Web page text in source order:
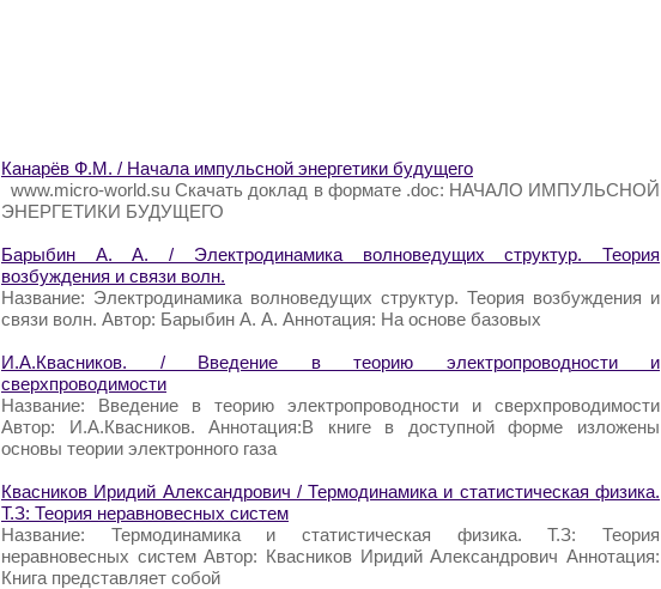
Канарёв Ф.М. / Начала импульсной энергетики будущего
www.micro-world.su Скачать доклад в формате .doc: НАЧАЛО ИМПУЛЬСНОЙ
ЭНЕРГЕТИКИ БУДУЩЕГО
Барыбин А. А. / Электродинамика волноведущих структур. Теория
возбуждения и связи волн.
Название: Электродинамика волноведущих структур. Теория возбуждения и
связи волн. Автор: Барыбин А. А. Аннотация: На основе базовых
И.А.Квасников. / Введение в теорию электропроводности и
сверхпроводимости
Название: Введение в теорию электропроводности и сверхпроводимости
Автор: И.А.Квасников. Аннотация:В книге в доступной форме изложены
основы теории электронного газа
Квасников Иридий Александрович / Термодинамика и статистическая физика.
Т.З: Теория неравновесных систем
Название: Термодинамика и статистическая физика. Т.З: Теория
неравновесных систем Автор: Квасников Иридий Александрович Аннотация:
Книга представляет собой